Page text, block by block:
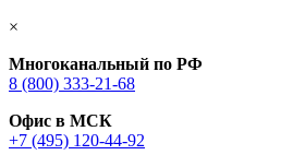
×
Многоканальный по РФ
8 (800) 333‑21-68
Офис в МСК
+7 (495) 120-44-92